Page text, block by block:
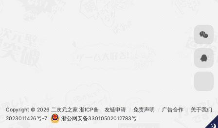
友链申请 免责声明 广告合作 关于我们
Copyright © 2026 二次元之家 浙ICP备
2023011426号-7
浙公网安备33010502012783号